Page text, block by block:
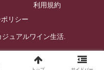
利用規約
リシー
ュアルワイン生活.